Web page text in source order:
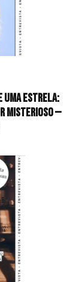
uma estrela:
misterioso —